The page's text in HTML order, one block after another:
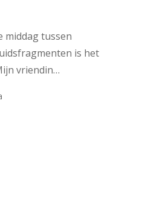
middag tussen
is het
vriendin…